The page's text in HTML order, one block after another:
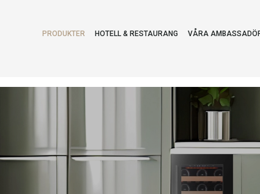
PRODUKTER HOTELL & RESTAURANG VÅRA